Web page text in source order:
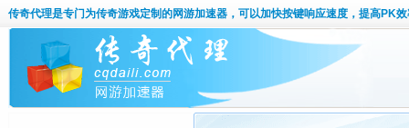
传奇代理是专门为传奇游戏定制的网游加速器，可以加快按键响应速度，提高PK效